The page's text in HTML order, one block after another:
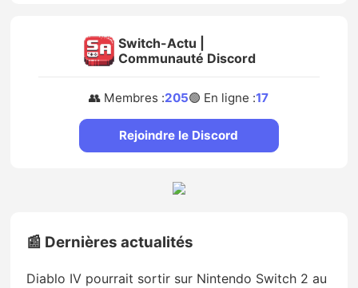
Switch-Actu |
Communauté Discord
👥 Membres :205🟢 En ligne :17
Rejoindre le Discord
📰 Dernières actualités
Diablo IV pourrait sortir sur Nintendo Switch 2 au